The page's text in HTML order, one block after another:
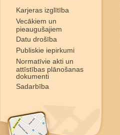
Karjeras izglītība
Vecākiem un
pieaugušajiem
Datu drošība
Publiskie iepirkumi
Normatīvie akti un
attīstības plānošanas
dokumenti
Sadarbība